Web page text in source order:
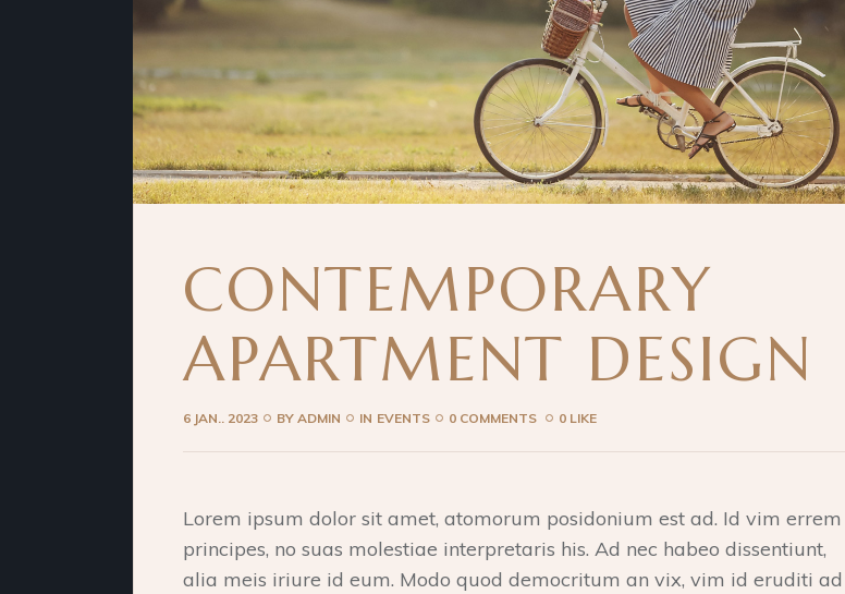
CONTEMPORARY
APARTMENT DESIGN
6 JAN.. 2023 BY ADMIN IN EVENTS 0 COMMENTS 0 LIKE
Lorem ipsum dolor sit amet, atomorum posidonium est ad. Id vim errem
principes, no suas molestiae interpretaris his. Ad nec habeo dissentiunt,
alia meis iriure id eum. Modo quod democritum an vix, vim id eruditi ad